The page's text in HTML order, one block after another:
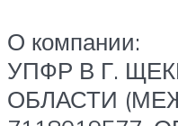
О компании:
УПФР В Г.
ОБЛАСТИ